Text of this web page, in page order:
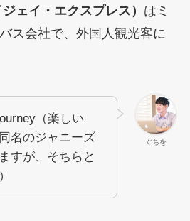
ェイ・エクスプレス） はミ
ス会社で、外国人観光客に
ぐちを
（楽しい
名のジャニーズ
すが、そちらと